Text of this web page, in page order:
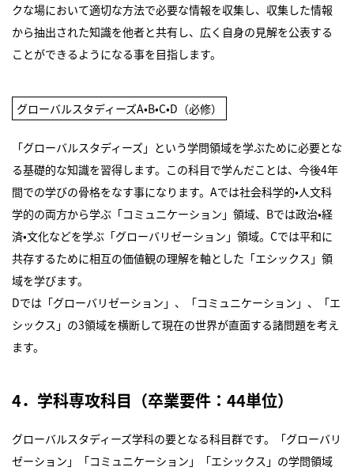
クな場において適切な方法で必要な情報を収集し、収集した情報
から抽出された知識を他者と共有し、広く自身の見解を公表する
ことができるようになる事を目指します。
グローバルスタディーズA•B•C•D（必修）
「グローバルスタディーズ」という学問領域を学ぶために必要とな
る基礎的な知識を習得します。この科目で学んだことは、今後4年
間での学びの骨格をなす事になります。Aでは社会科学的•人文科
学的の両方から学ぶ「コミュニケーション」領域、Bでは政治•経
済•文化などを学ぶ「グローバリゼーション」領域。Cでは平和に
共存するために相互の価値観の理解を軸とした「エシックス」領
域を学びます。
Dでは「グローバリゼーション」、「コミュニケーション」、「エ
シックス」の3領域を横断して現在の世界が直面する諸問題を考え
ます。
4．学科専攻科目（卒業要件：44単位）
グローバルスタディーズ学科の要となる科目群です。「グローバリ
ゼーション」「コミュニケーション」「エシックス」の学問領域